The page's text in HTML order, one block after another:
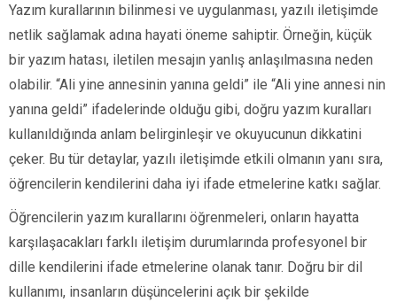
Yazım kurallarının bilinmesi ve uygulanması, yazılı iletişimde
netlik sağlamak adına hayati öneme sahiptir. Örneğin, küçük
bir yazım hatası, iletilen mesajın yanlış anlaşılmasına neden
olabilir. “Ali yine annesinin yanına geldi” ile “Ali yine annesi nin
yanına geldi” ifadelerinde olduğu gibi, doğru yazım kuralları
kullanıldığında anlam belirginleşir ve okuyucunun dikkatini
çeker. Bu tür detaylar, yazılı iletişimde etkili olmanın yanı sıra,
öğrencilerin kendilerini daha iyi ifade etmelerine katkı sağlar.
Öğrencilerin yazım kurallarını öğrenmeleri, onların hayatta
karşılaşacakları farklı iletişim durumlarında profesyonel bir
dille kendilerini ifade etmelerine olanak tanır. Doğru bir dil
kullanımı, insanların düşüncelerini açık bir şekilde